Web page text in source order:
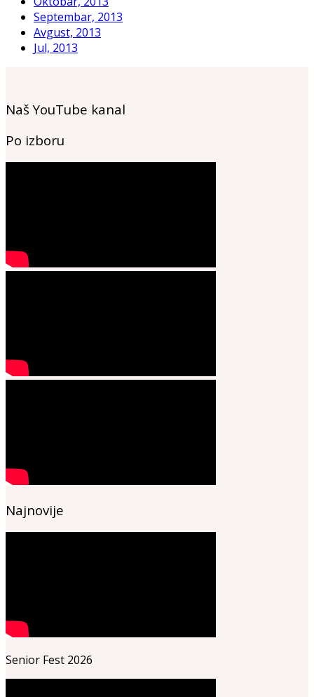
Septembar, 2013
Avgust, 2013
Jul, 2013
Naš YouTube kanal
Po izboru
Najnovije
Senior Fest 2026